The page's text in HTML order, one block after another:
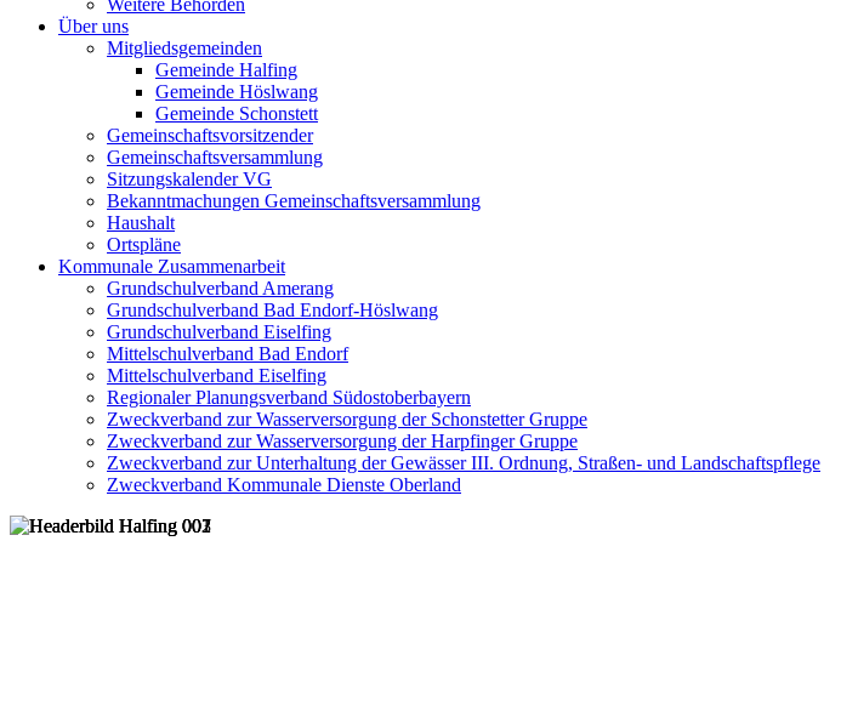
Weitere Behörden
Über uns
Mitgliedsgemeinden
Gemeinde Halfing
Gemeinde Höslwang
Gemeinde Schonstett
Gemeinschaftsvorsitzender
Gemeinschaftsversammlung
Sitzungskalender VG
Bekanntmachungen Gemeinschaftsversammlung
Haushalt
Ortspläne
Kommunale Zusammenarbeit
Grundschulverband Amerang
Grundschulverband Bad Endorf-Höslwang
Grundschulverband Eiselfing
Mittelschulverband Bad Endorf
Mittelschulverband Eiselfing
Regionaler Planungsverband Südostoberbayern
Zweckverband zur Wasserversorgung der Schonstetter Gruppe
Zweckverband zur Wasserversorgung der Harpfinger Gruppe
Zweckverband zur Unterhaltung der Gewässer III. Ordnung, Straßen- und Landschaftspflege
Zweckverband Kommunale Dienste Oberland